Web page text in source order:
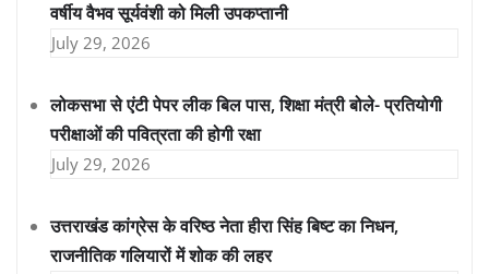
वर्षीय वैभव सूर्यवंशी को मिली उपकप्तानी
July 29, 2026
लोकसभा से एंटी पेपर लीक बिल पास, शिक्षा मंत्री बोले- प्रतियोगी
परीक्षाओं की पवित्रता की होगी रक्षा
July 29, 2026
उत्तराखंड कांग्रेस के वरिष्ठ नेता हीरा सिंह बिष्ट का निधन,
राजनीतिक गलियारों में शोक की लहर